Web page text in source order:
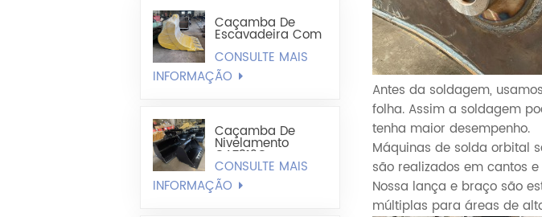
Caçamba De
Escavadeira Com
Caçamba
Estendida -
Caçamba De
CONSULTE MAIS
INFORMAÇÃO
Caçamba De
Nivelamento
CAT312C
CAT320DL Largura
1200 Mm-1300
Mm
CONSULTE MAIS
INFORMAÇÃO
Antes da soldagem,
folha. Assim a soldagem
tenha maior desempenho.
Máquinas de solda orbital
são realizados em cantos
Nossa lança e braço são
múltiplas para áreas de